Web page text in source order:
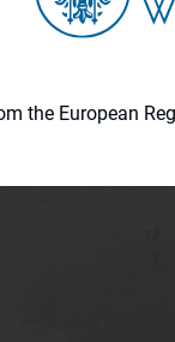
the European